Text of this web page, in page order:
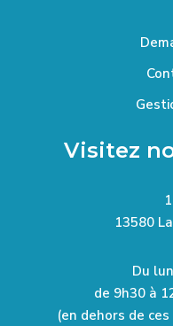
Visitez
13580
Du
de 9h30 à
(en dehors de